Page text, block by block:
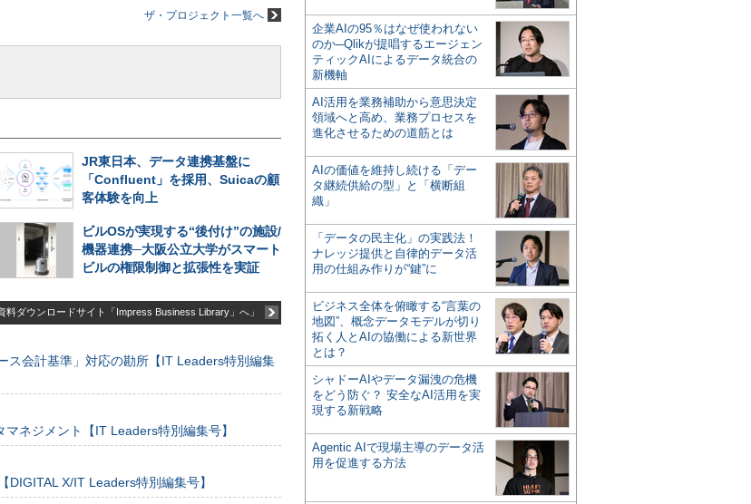
ザ・プロジェクト一覧へ
JR東日本、データ連携基盤に
「Confluent」を採用、Suicaの顧
客体験を向上
ビルOSが実現する“後付け”の施設/
機器連携─大阪公立大学がスマート
ビルの権限制御と拡張性を実証
料ダウンロードサイト「Impress Business Library」へ」
ス会計基準」対応の勘所【IT Leaders特別編集
ネジメント【IT Leaders特別編集号】
X/IT Leaders特別編集号】
企業AIの95％はなぜ使われない
のか─Qlikが提唱するエージェン
ティックAIによるデータ統合の
新機軸
AI活用を業務補助から意思決定
領域へと高め、業務プロセスを
進化させるための道筋とは
AIの価値を維持し続ける「デー
タ継続供給の型」と「横断組
織」
「データの民主化」の実践法！
ナレッジ提供と自律的データ活
用の仕組み作りが“鍵”に
ビジネス全体を俯瞰する“言葉の
地図”、概念データモデルが切り
拓く人とAIの協働による新世界
とは？
シャドーAIやデータ漏洩の危機
をどう防ぐ？ 安全なAI活用を実
現する新戦略
Agentic AIで現場主導のデータ活
用を促進する方法